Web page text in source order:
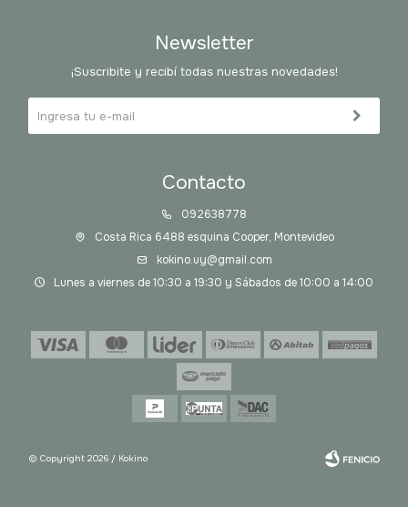
Contacto
092638778
Costa Rica 6488 esquina Cooper, Montevideo
kokino.uy@gmail.com
Lunes a viernes de 10:30 a 19:30 y Sábados de 10:00 a 14:00
Newsletter
¡Suscribite y recibí todas nuestras novedades!
© Copyright 2026 / Kokino